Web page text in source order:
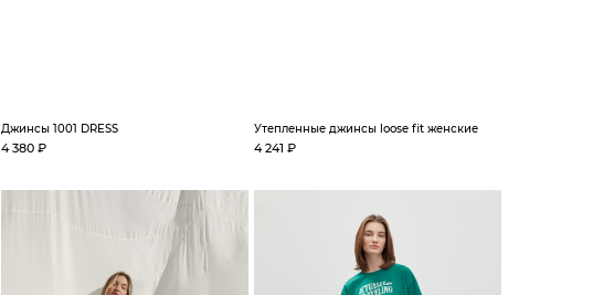
Джинсы 1001 DRESS
4 380 ₽
Утепленные джинсы loose fit женские
4 241 ₽